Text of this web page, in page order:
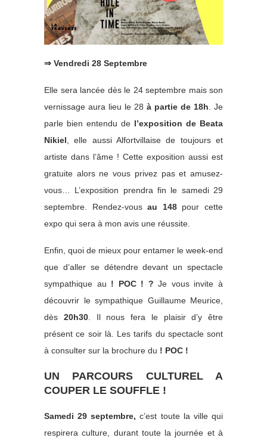
⇒ Vendredi 28 Septembre
Elle sera lancée dès le 24 septembre mais son
vernissage aura lieu le 28 à partie de 18h . Je
parle bien entendu de l’exposition de Beata
Nikiel , elle aussi Alfortvillaise de toujours et
artiste dans l’âme ! Cette exposition aussi est
gratuite alors ne vous privez pas et amusez-
vous… L’exposition prendra fin le samedi 29
septembre. Rendez-vousau 148pour cette
expo qui sera à mon avis une réussite.
Enfin, quoi de mieux pour entamer le week-end
que d’aller se détendre devant un spectacle
sympathique au ! POC ! ?Je vous invite à
découvrir le sympathique Guillaume Meurice,
dès 20h30. Il nous fera le plaisir d’y être
présent ce soir là. Les tarifs du spectacle sont
à consulter sur la brochure du ! POC !
UN PARCOURS CULTUREL A
COUPER LE SOUFFLE !
Samedi 29 septembre, c’est toute la ville qui
respirera culture, durant toute la journée et à